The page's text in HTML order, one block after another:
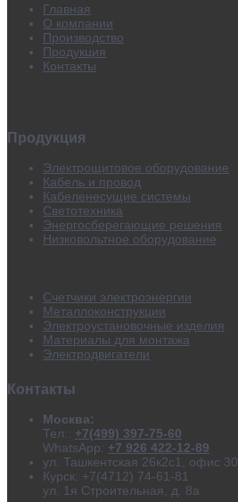
Главная
О компании
Производство
Продукция
Контакты
Продукция
Электрощитовое оборудование
Кабель и провод
Кабеленесущие системы
Светотехника
Энергосберегающие решения
Низковольтное оборудование
Счетчики электроэнергии
Металлоконструкции
Электроустановочные изделия
Материалы для монтажа
Электродвигатели
Контакты
Москва:
Тел.: +7(499) 397-75-60
WhatsApp: +7 926 422-12-89
ул. Ташкентская 26к2с1, офис 30
Курск: +7(4712) 74-61-81
ул. 1я Строительная, д. 8а